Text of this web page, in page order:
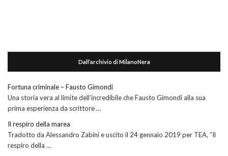
Dall’archivio di MilanoNera
Fortuna criminale – Fausto Gimondi
Una storia vera al limite dell’incredibile che Fausto Gimondi alla sua
prima esperienza da scrittore …
Il respiro della marea
Tradotto da Alessandro Zabini e uscito il 24 gennaio 2019 per TEA, “Il
respiro della …